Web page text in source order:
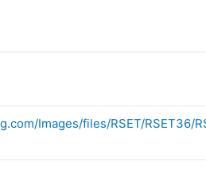
Images/files/RSET/RSET36/